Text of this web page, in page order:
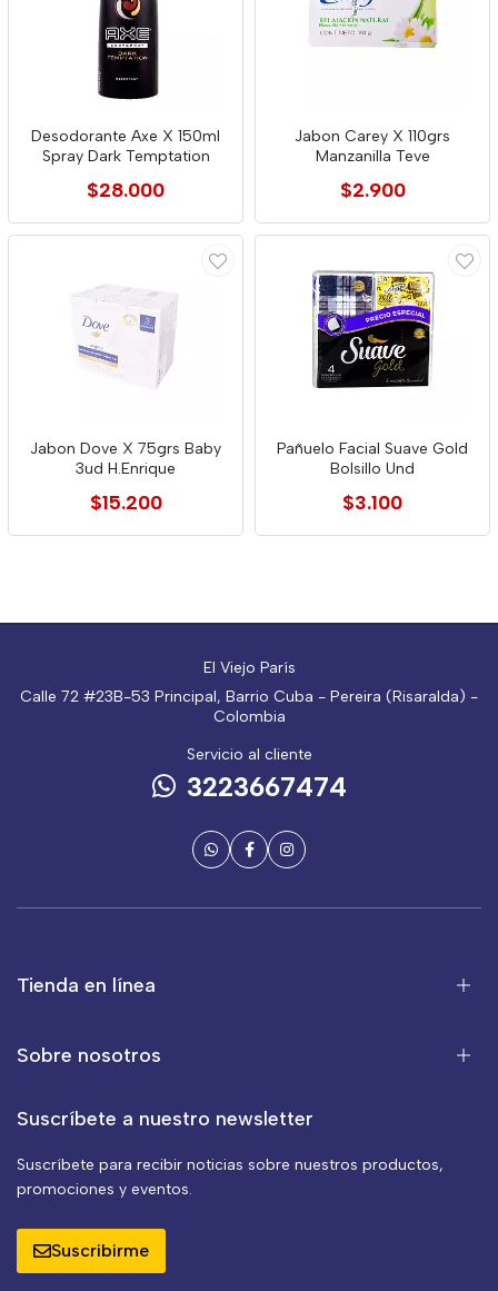
Desodorante Axe X 150ml
Spray Dark Temptation
$28.000
Jabon Carey X 110grs
Manzanilla Teve
$2.900
Jabon Dove X 75grs Baby
3ud H.Enrique
$15.200
Pañuelo Facial Suave Gold
Bolsillo Und
$3.100
El Viejo París
Calle 72 #23B-53 Principal, Barrio Cuba - Pereira (Risaralda) -
Colombia
Servicio al cliente
3223667474
Tienda en línea
Sobre nosotros
Suscríbete a nuestro newsletter
Suscríbete para recibir noticias sobre nuestros productos,
promociones y eventos.
Suscribirme